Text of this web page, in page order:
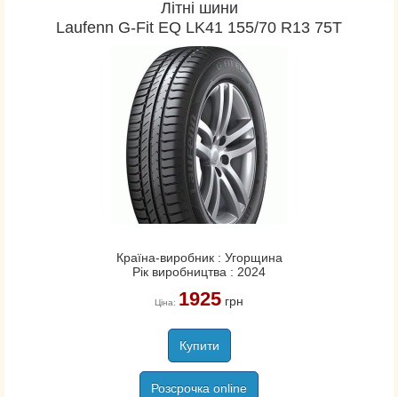
Літні шини
Laufenn G-Fit EQ LK41 155/70 R13 75T
Країна-виробник : Угорщина
Рік виробництва : 2024
Ціна: 1925грн
Купити
Розсрочка online